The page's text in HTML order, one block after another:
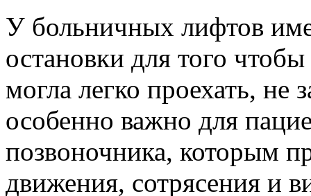
У больничных лифтов
остановки для того
могла легко проехать, не
особенно важно для
позвоночника, которым
движения, сотрясения и